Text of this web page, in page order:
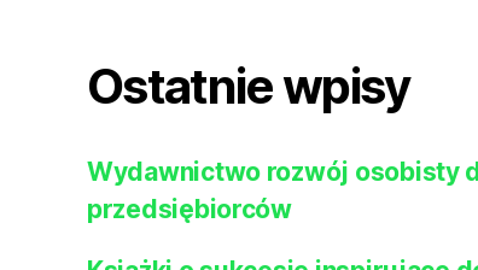
Ostatnie wpisy
Wydawnictwo rozwój osobisty
przedsiębiorców